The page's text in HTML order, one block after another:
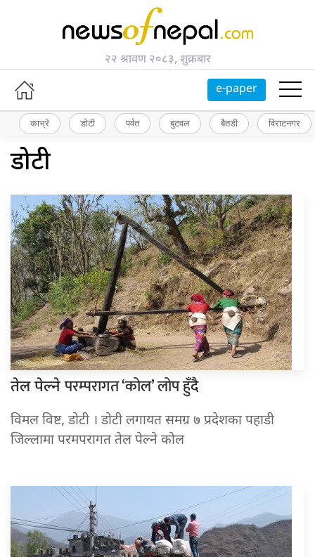
२२ श्रावण २०८३, शुक्रबार
e-paper
काभ्रे डोटी पर्वत बुटवल बैतडी विराटनगर
डोटी
तेल पेल्नेपरम्परागत ‘कोल’ लोप हुँदै
विमल विष्ट, डोटी । डोटी लगायत समग्र ७ प्रदेशका पहाडी
जिल्लामा परमपरागत तेल पेल्ने कोल